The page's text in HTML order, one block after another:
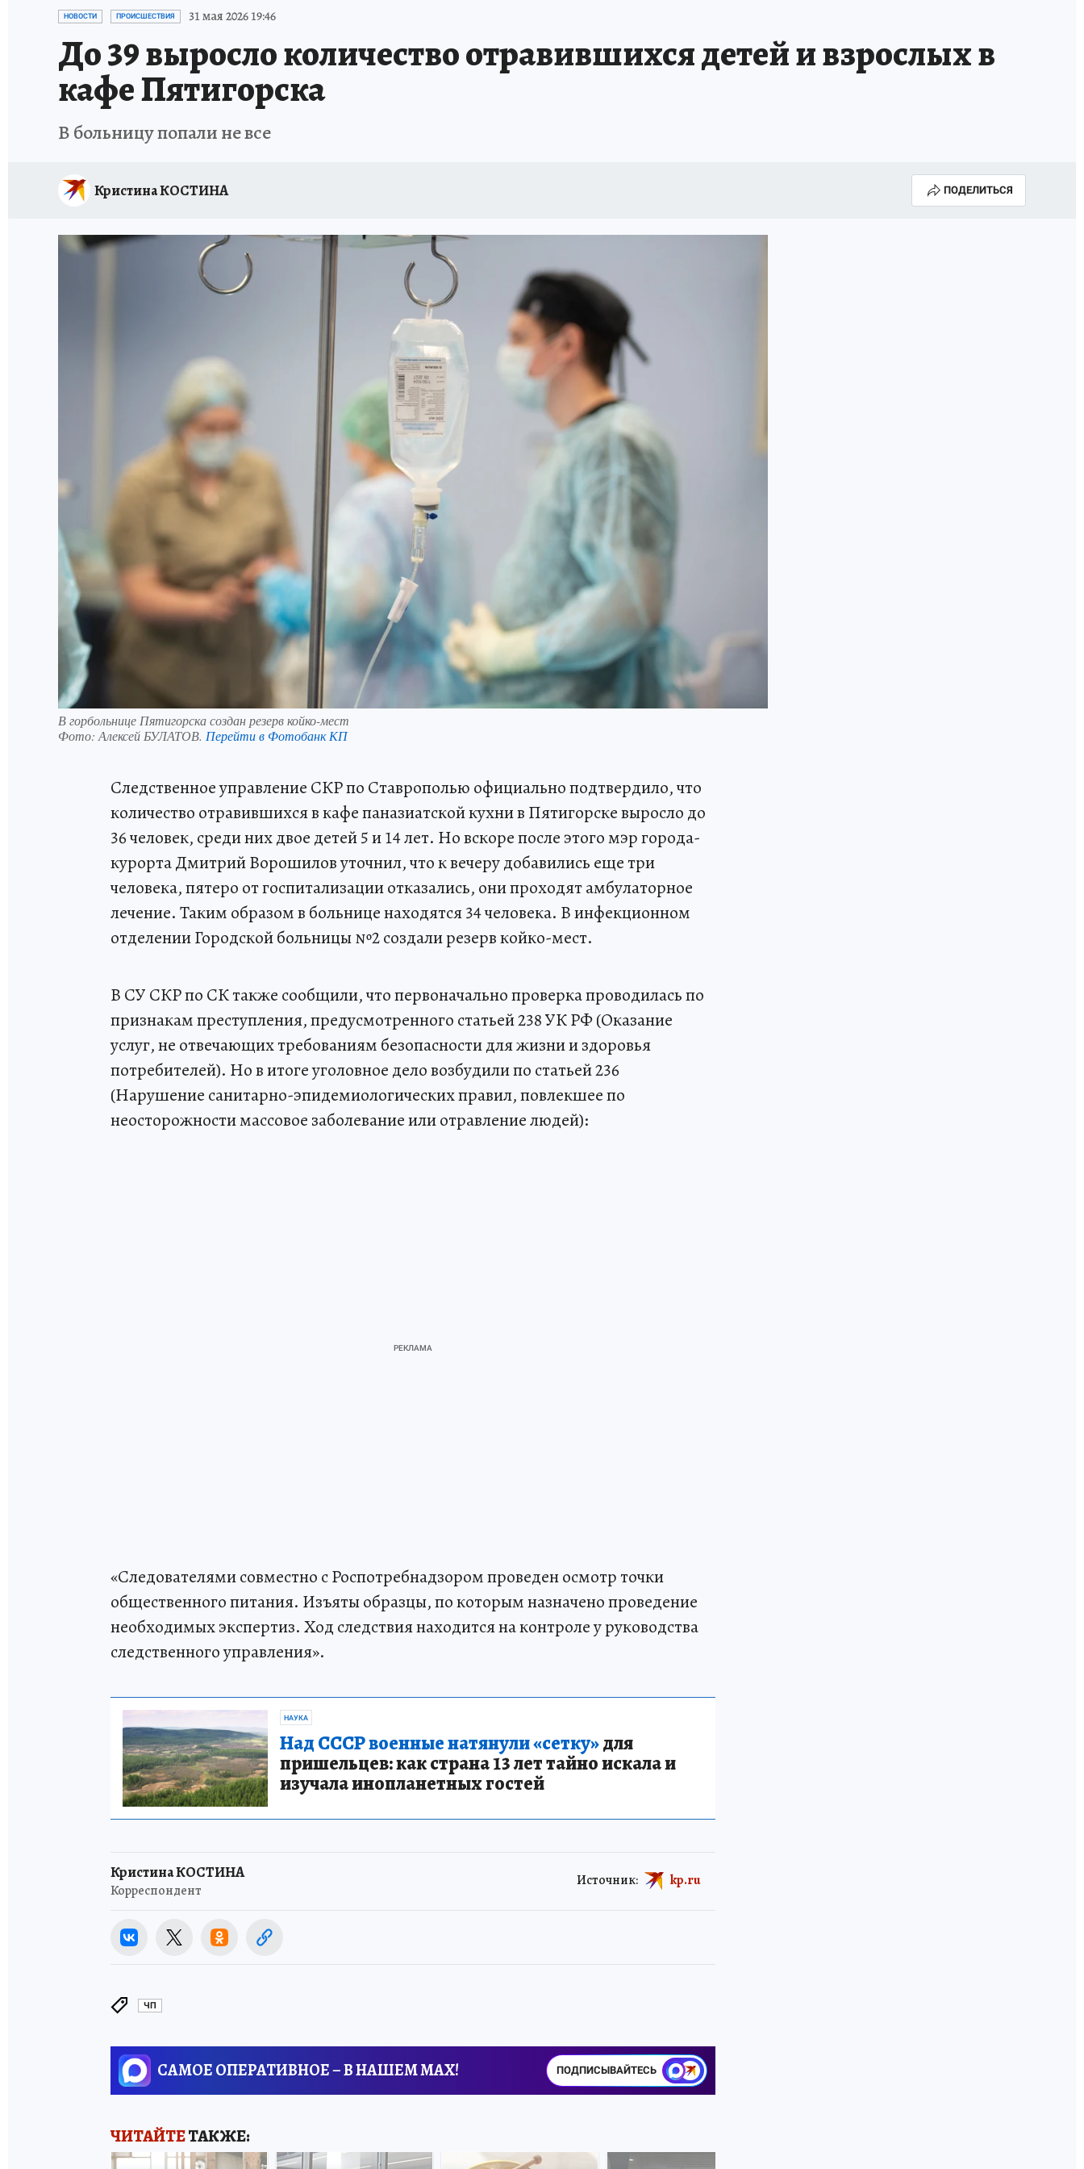
ЗАПОВЕДНАЯ РОССИЯ ПРОИСШЕСТВИЯ
НОВОСТИ ПРОИСШЕСТВИЯ 31 мая 2026 19:46
До 39 выросло количество отравившихся детей и взрослых в
кафе Пятигорска
В больницу попали не все
Кристина КОСТИНА ПОДЕЛИТЬСЯ
В горбольнице Пятигорска создан резерв койко-мест
Фото: Алексей БУЛАТОВ. Перейти в Фотобанк КП
Следственное управление СКР по Ставрополью официально подтвердило, что
количество отравившихся в кафе паназиатской кухни в Пятигорске выросло до
36 человек, среди них двое детей 5 и 14 лет. Но вскоре после этого мэр города-
курорта Дмитрий Ворошилов уточнил, что к вечеру добавились еще три
человека, пятеро от госпитализации отказались, они проходят амбулаторное
лечение. Таким образом в больнице находятся 34 человека. В инфекционном
отделении Городской больницы №2 создали резерв койко-мест.
В СУ СКР по СК также сообщили, что первоначально проверка проводилась по
признакам преступления, предусмотренного статьей 238 УК РФ (Оказание
услуг, не отвечающих требованиям безопасности для жизни и здоровья
потребителей). Но в итоге уголовное дело возбудили по статьей 236
(Нарушение санитарно-эпидемиологических правил, повлекшее по
неосторожности массовое заболевание или отравление людей):
«Следователями совместно с Роспотребнадзором проведен осмотр точки
общественного питания. Изъяты образцы, по которым назначено проведение
необходимых экспертиз. Ход следствия находится на контроле у руководства
следственного управления».
НАУКА
Над СССР военные натянули «сетку»для
пришельцев: как страна 13 лет тайно искала и
изучала инопланетных гостей
Кристина КОСТИНА
Корреспондент
Источник: kp.ru
ЧП
САМОЕ ОПЕРАТИВНОЕ – В НАШЕМ MAX! ПОДПИСЫВАЙТЕСЬ
ЧИТАЙТЕТАКЖЕ: